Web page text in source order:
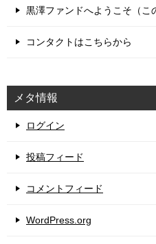
黒澤ファンドへようこそ（こ
コンタクトはこちらから
メタ情報
ログイン
投稿フィード
コメントフィード
WordPress.org